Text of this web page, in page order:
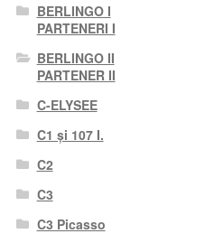
BERLINGO I
PARTENERI I
BERLINGO II
PARTENER II
C-ELYSEE
C1 și 107 I.
C2
C3
C3 Picasso